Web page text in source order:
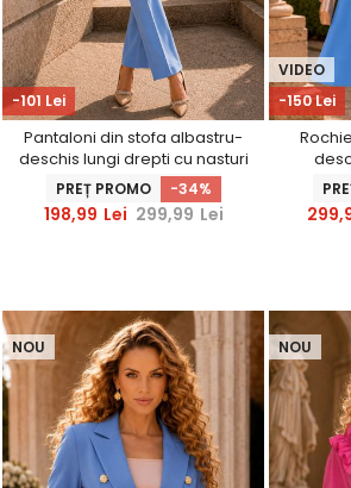
-101 Lei
Pantaloni din stofa albastru-
deschis lungi drepti cu nasturi
decorativi aurii- StarShine
PREȚ PROMO -34%
198,99 Lei 299,99 Lei
-150 Lei
VIDEO
NOU NOU